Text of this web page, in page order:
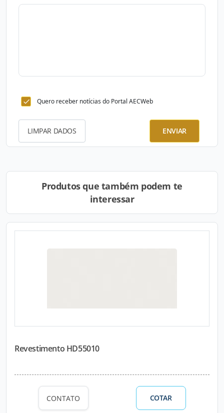
Quero receber notícias do Portal AECWeb
LIMPAR DADOS ENVIAR
Produtos que também podem te
interessar
Revestimento HD55010
CONTATO COTAR